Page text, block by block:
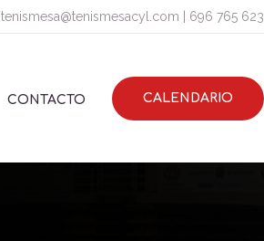
tenismesa@tenismesacyl.com 696 765 623
CONTACTO CALENDARIO